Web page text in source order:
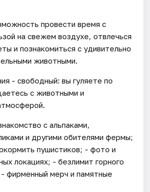
провести время с
на свежем воздухе, отвлечься
и познакомиться с удивительно
животными.
- свободный: вы гуляете по
с животными и
с альпаками,
и другими обителями фермы;
пушистиков; - фото и
локациях; - безлимит горного
- фирменный мерч и памятные